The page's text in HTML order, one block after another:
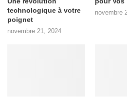
technologique à votre
poignet
novembre 21, 2024
novembre